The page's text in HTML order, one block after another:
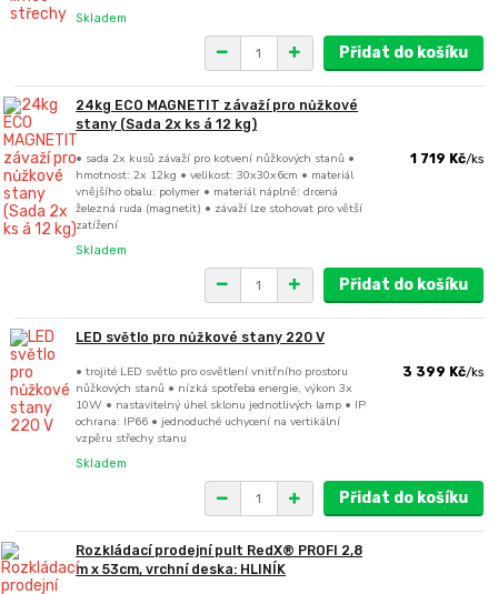
Skladem
Přidat do košíku
24kg ECO MAGNETIT závaží pro nůžkové
stany (Sada 2x ks á 12 kg)
• sada 2x kusů závaží pro kotvení nůžkových stanů •
hmotnost: 2x 12kg • velikost: 30x30x6cm • materiál
vnějšího obalu: polymer • materiál náplně: drcená
železná ruda (magnetit) • závaží lze stohovat pro větší
zatížení
1 719 Kč/ks
Skladem
Přidat do košíku
LED světlo pro nůžkové stany 220 V
• trojité LED světlo pro osvětlení vnitřního prostoru
nůžkových stanů • nízká spotřeba energie, výkon 3x
10W • nastavitelný úhel sklonu jednotlivých lamp • IP
ochrana: IP66 • jednoduché uchycení na vertikální
vzpěru střechy stanu
3 399 Kč/ks
Skladem
Přidat do košíku
Rozkládací prodejní pult RedX® PROFI 2,8
m x 53cm, vrchní deska: HLINÍK